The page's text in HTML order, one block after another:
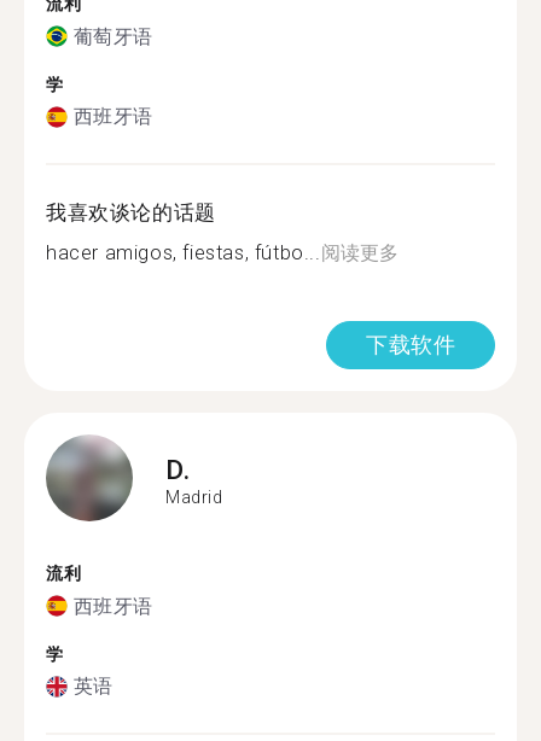
流利
葡萄牙语
学
西班牙语
我喜欢谈论的话题
hacer amigos, fiestas, fútbo...阅读更多
下载软件
D.
Madrid
流利
西班牙语
学
英语